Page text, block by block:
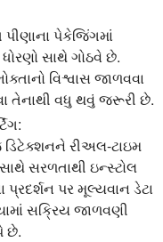
પેકેજિંગમાં
સાથે ગોઠવે છે.
વિશ્વાસ જાળવવા
તેનાથી વધુ થવું જરૂરી છે.
રીઅલ-ટાઇમ
સાથે સરળતાથી ઇન્સ્ટોલ
પર મૂલ્યવાન ડેટા
સક્રિય જાળવણી
છે.